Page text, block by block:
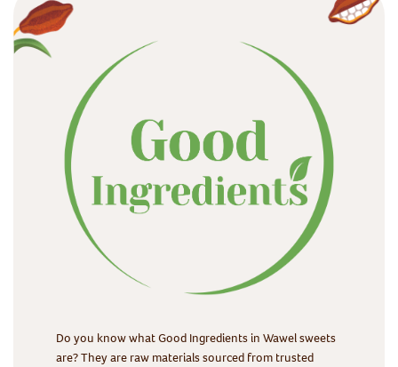
Do you know what Good Ingredients in Wawel sweets
are? They are raw materials sourced from trusted